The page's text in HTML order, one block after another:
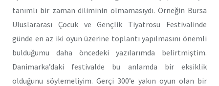
tanımlı bir zaman diliminin olmamasıydı. Örneğin Bursa
Uluslararası Çocuk ve Gençlik Tiyatrosu Festivalinde
günde en az iki oyun üzerine toplantı yapılmasını önemli
bulduğumu daha öncedeki yazılarımda belirtmiştim.
Danimarka’daki festivalde bu anlamda bir eksiklik
olduğunu söylemeliyim. Gerçi 300’e yakın oyun olan bir